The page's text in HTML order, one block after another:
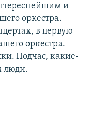
и
оркестра.
в первую
оркестра.
Подчас, какие-
люди.